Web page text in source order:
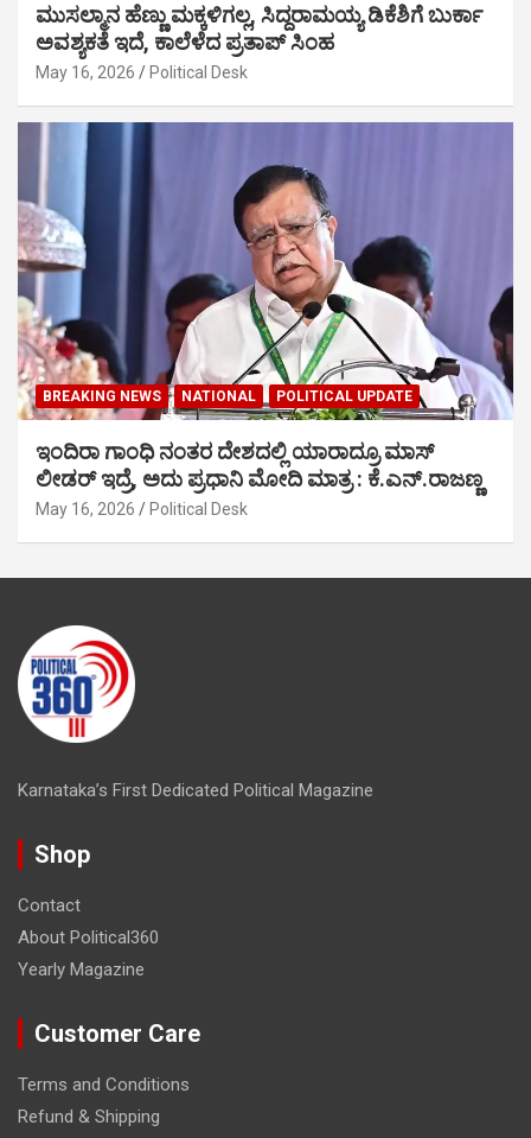
ಮುಸಲ್ಮಾನ ಹೆಣ್ಣು ಮಕ್ಕಳಿಗಲ್ಲ, ಸಿದ್ದರಾಮಯ್ಯ ಡಿಕೆಶಿಗೆ ಬುರ್ಕಾ
ಅವಶ್ಯಕತೆ ಇದೆ, ಕಾಲೆಳೆದ ಪ್ರತಾಪ್ ಸಿಂಹ
May 16, 2026 Political Desk
BREAKING NEWS NATIONAL POLITICAL UPDATE
ಇಂದಿರಾ ಗಾಂಧಿ ನಂತರ ದೇಶದಲ್ಲಿ ಯಾರಾದ್ರೂ ಮಾಸ್
ಲೀಡರ್ ಇದ್ರೆ, ಅದು ಪ್ರಧಾನಿ ಮೋದಿ ಮಾತ್ರ : ಕೆ.ಎನ್.ರಾಜಣ್ಣ
May 16, 2026 Political Desk
Karnataka’s First Dedicated Political Magazine
Shop
Contact
About Political360
Yearly Magazine
Customer Care
Terms and Conditions
Refund & Shipping